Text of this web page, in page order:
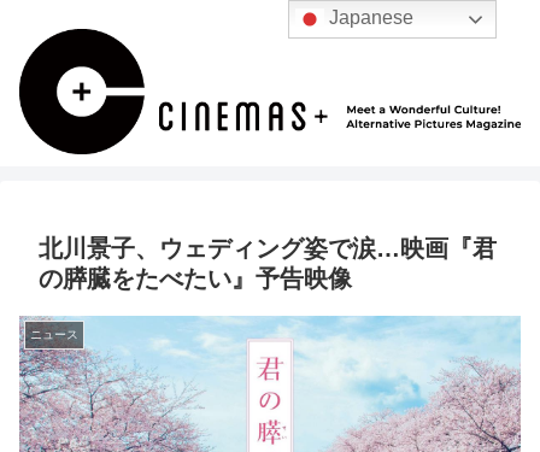
北川景子、ウェディング姿で涙…映画『君
の膵臓をたべたい』予告映像
ニュース
Japanese